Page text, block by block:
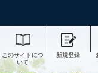
このサイトにつ
いて
新規登録